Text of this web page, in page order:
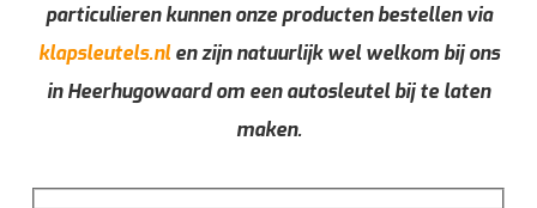
particulieren kunnen onze producten bestellen via
klapsleutels.nlen zijn natuurlijk wel welkom bij ons
in Heerhugowaard om een autosleutel bij te laten
maken.